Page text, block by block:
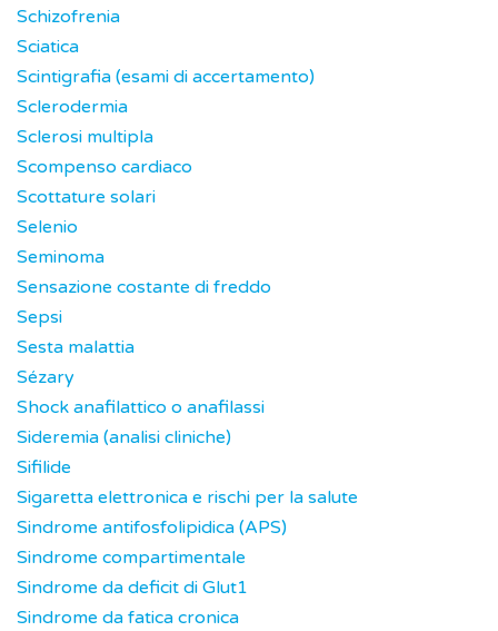
Schizofrenia
Sciatica
Scintigrafia (esami di accertamento)
Sclerodermia
Sclerosi multipla
Scompenso cardiaco
Scottature solari
Selenio
Seminoma
Sensazione costante di freddo
Sepsi
Sesta malattia
Sézary
Shock anafilattico o anafilassi
Sideremia (analisi cliniche)
Sifilide
Sigaretta elettronica e rischi per la salute
Sindrome antifosfolipidica (APS)
Sindrome compartimentale
Sindrome da deficit di Glut1
Sindrome da fatica cronica